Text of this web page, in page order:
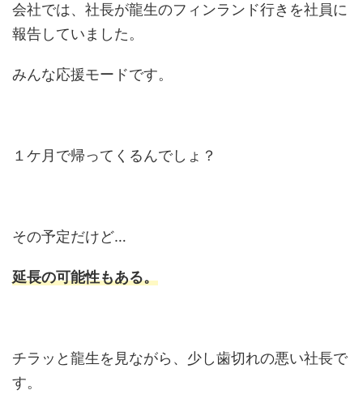
会社では、社長が龍生のフィンランド行きを社員に
報告していました。
みんな応援モードです。
１ケ月で帰ってくるんでしょ？
その予定だけど…
延長の可能性もある。
チラッと龍生を見ながら、少し歯切れの悪い社長で
す。